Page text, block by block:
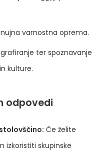
varnostna oprema.
ter spoznavanje
kulture.
odpovedi
Če želite
izkoristiti skupinske